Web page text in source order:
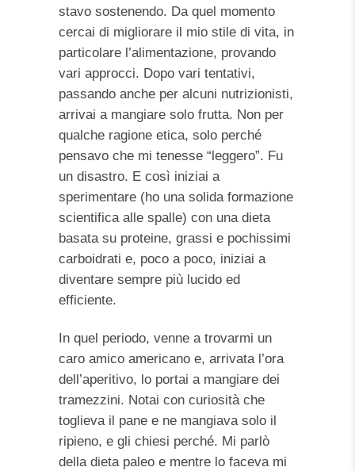
stavo sostenendo. Da quel momento
cercai di migliorare il mio stile di vita, in
particolare l’alimentazione, provando
vari approcci. Dopo vari tentativi,
passando anche per alcuni nutrizionisti,
arrivai a mangiare solo frutta. Non per
qualche ragione etica, solo perché
pensavo che mi tenesse “leggero”. Fu
un disastro. E così iniziai a
sperimentare (ho una solida formazione
scientifica alle spalle) con una dieta
basata su proteine, grassi e pochissimi
carboidrati e, poco a poco, iniziai a
diventare sempre più lucido ed
efficiente.
In quel periodo, venne a trovarmi un
caro amico americano e, arrivata l’ora
dell’aperitivo, lo portai a mangiare dei
tramezzini. Notai con curiosità che
toglieva il pane e ne mangiava solo il
ripieno, e gli chiesi perché. Mi parlò
della dieta paleo e mentre lo faceva mi